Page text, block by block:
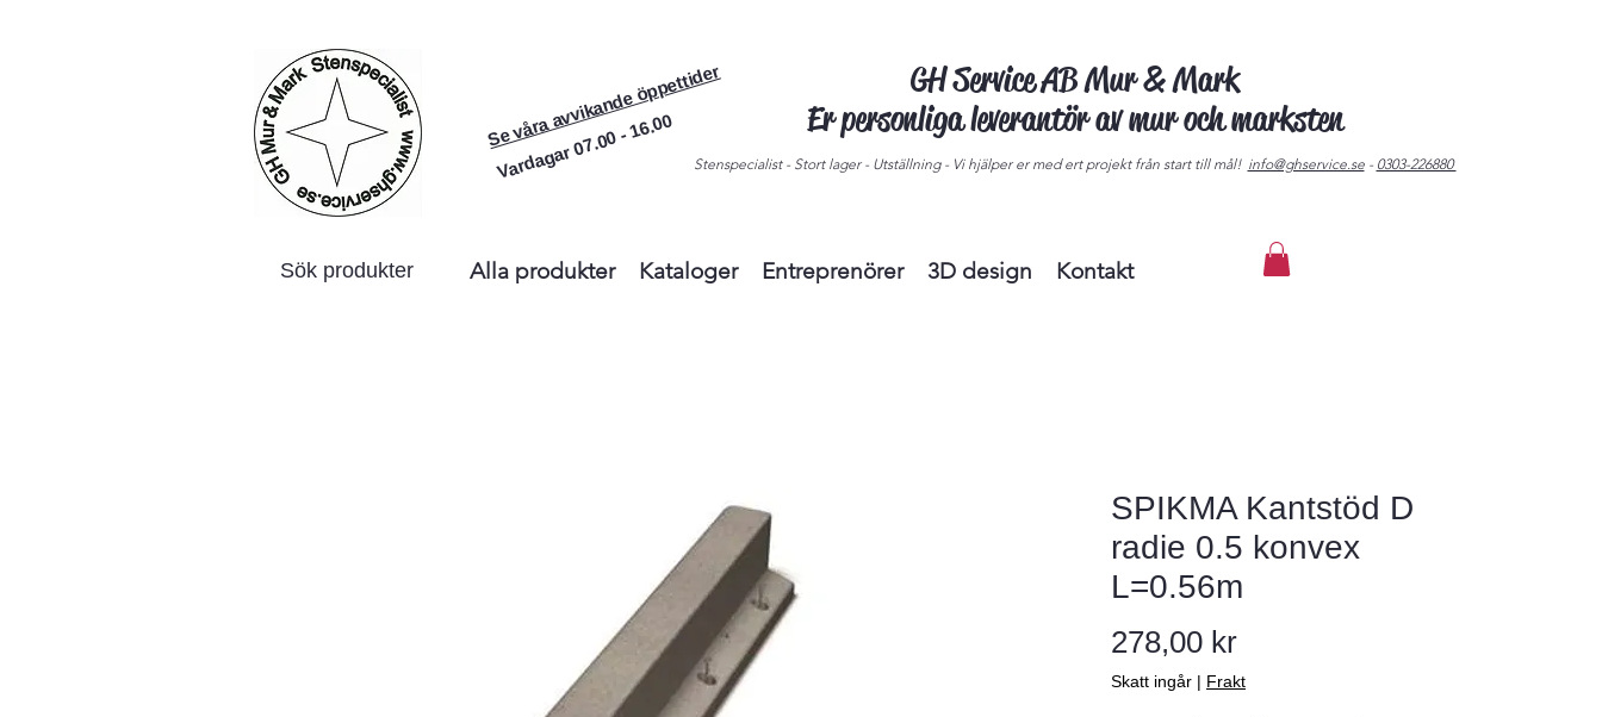
Se våra avvikande öppettider
Vardagar 07.00 - 16.00
GH Service AB Mur & Mark
Er personliga leverantör av mur och marksten
Stenspecialist - Stort lager - Utställning - Vi hjälper er med ert projekt från start till mål! info@ghservice.se- 0303-226880
Alla produkter Kataloger Entreprenörer 3D design Kontakt
Sök produkter
SPIKMA Kantstöd D
radie 0.5 konvex
L=0.56m
278,00 krPris
Skatt ingår | Frakt